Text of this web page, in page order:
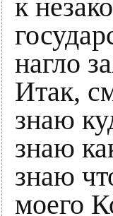
к
нагло
Итак,
знаю
знаю
знаю
моего